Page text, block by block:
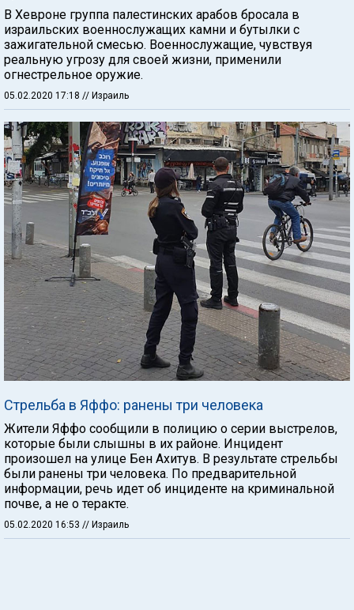
В Хевроне группа палестинских арабов бросала в
израильских военнослужащих камни и бутылки с
зажигательной смесью. Военнослужащие, чувствуя
реальную угрозу для своей жизни, применили
огнестрельное оружие.
05.02.2020 17:18 // Израиль
Стрельба в Яффо: ранены три человека
Жители Яффо сообщили в полицию о серии выстрелов,
которые были слышны в их районе. Инцидент
произошел на улице Бен Ахитув. В результате стрельбы
были ранены три человека. По предварительной
информации, речь идет об инциденте на криминальной
почве, а не о теракте.
05.02.2020 16:53 // Израиль